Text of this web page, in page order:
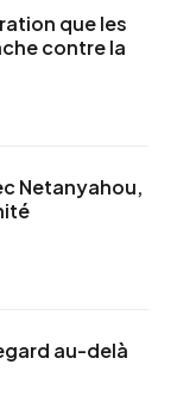
que les
contre la
Netanyahou,
au-delà